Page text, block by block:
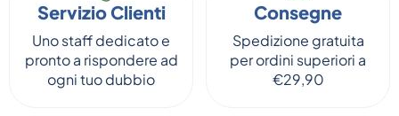
Servizio Clienti
Uno staff dedicato e
pronto a rispondere ad
ogni tuo dubbio
Consegne
Spedizione gratuita
per ordini superiori a
€29,90